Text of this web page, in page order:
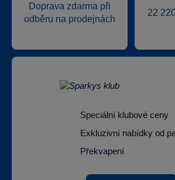
Doprava zdarma při
odběru na prodejnách
22
Speciální klubové ceny
Exkluzivní nabídky od
Překvapení